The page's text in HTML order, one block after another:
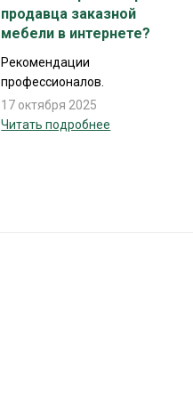
продавца заказной
мебели в интернете?
Рекомендации
профессионалов.
17 октября 2025
Читать подробнее